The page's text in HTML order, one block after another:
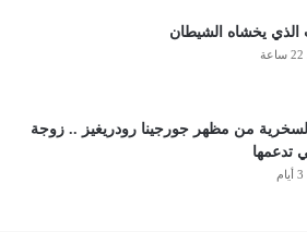
الذي يخشاه الشيطان
من مظهر جورجينا رودريغيز .. زوجة
تدعمها